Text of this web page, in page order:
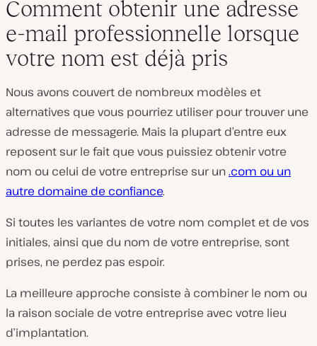
Comment obtenir une adresse
e-mail professionnelle lorsque
votre nom est déjà pris
Nous avons couvert de nombreux modèles et
alternatives que vous pourriez utiliser pour trouver une
adresse de messagerie. Mais la plupart d’entre eux
reposent sur le fait que vous puissiez obtenir votre
nom ou celui de votre entreprise sur un.com ou un
autre domaine de confiance.
Si toutes les variantes de votre nom complet et de vos
initiales, ainsi que du nom de votre entreprise, sont
prises, ne perdez pas espoir.
La meilleure approche consiste à combiner le nom ou
la raison sociale de votre entreprise avec votre lieu
d’implantation.